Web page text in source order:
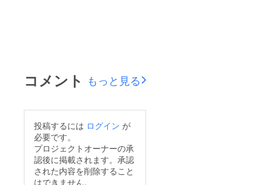
コメント もっと見る
投稿するには ログイン が
必要です。
プロジェクトオーナーの承
認後に掲載されます。承認
された内容を削除すること
はできません。